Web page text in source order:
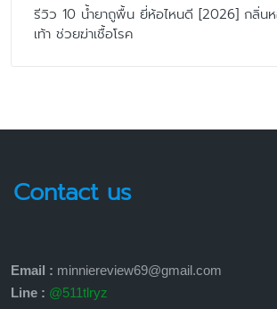
รีวิว 10 น้ำยาถูพื้น ยี่ห้อไหนดี [2026] กลิ่น
เท้า ช่วยฆ่าเชื้อโรค
Contact us
Email : minniereview69@gmail.com
Line : @511tlryz